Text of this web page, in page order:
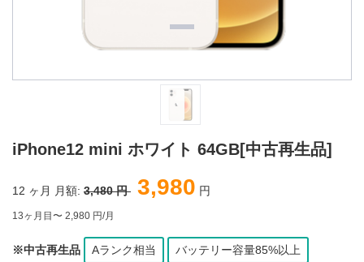
iPhone12 mini ホワイト 64GB[中古再生品]
12 ヶ月 月額: 3,480 円 3,980 円
13ヶ月目〜 2,980 円/月
※中古再生品 Aランク相当 バッテリー容量85%以上